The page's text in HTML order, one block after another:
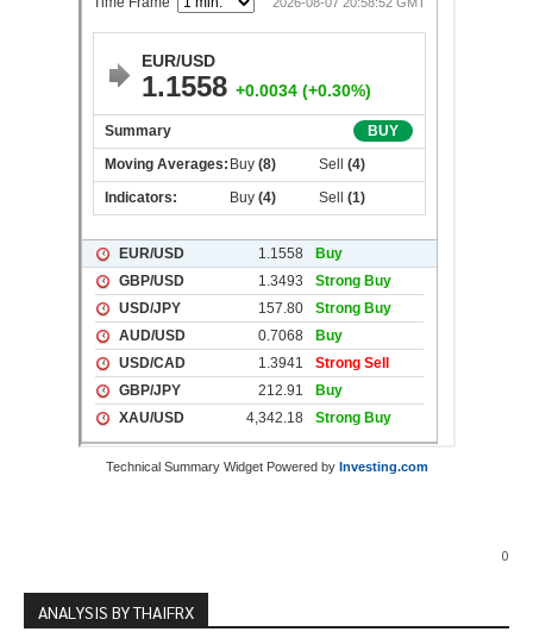
Technical Summary Widget Powered by Investing.com
0
ANALYSIS BY THAIFRX